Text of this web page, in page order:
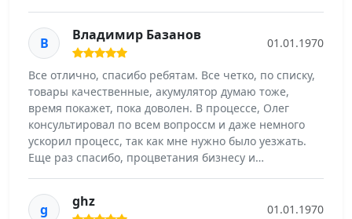
В Владимир Базанов 01.01.1970
Все отлично, спасибо ребятам. Все четко, по списку,
товары качественные, акумулятор думаю тоже,
время покажет, пока доволен. В процессе, Олег
консультировал по всем вопроссм и даже немного
ускорил процесс, так как мне нужно было уезжать.
Еще раз спасибо, процветания бизнесу и…
g ghz 01.01.1970